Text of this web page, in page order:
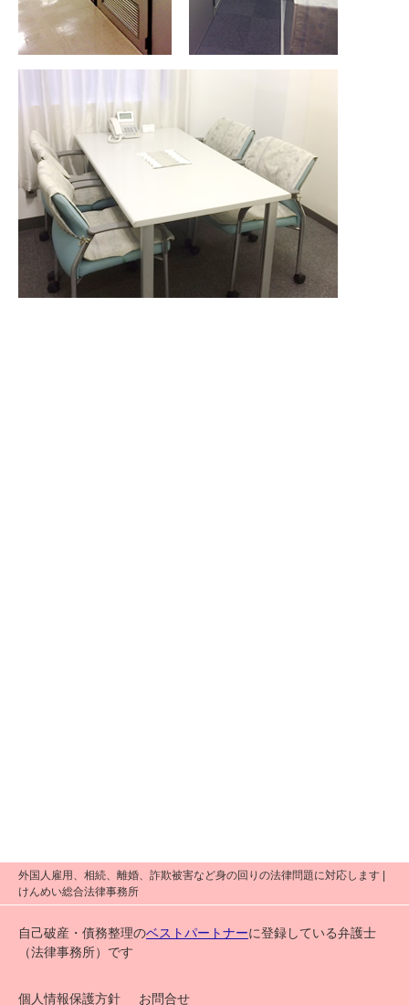
外国人雇用、相続、離婚、詐欺被害など身の回りの法律問題に対応します |
けんめい総合法律事務所
自己破産・債務整理のベストパートナーに登録している弁護士
（法律事務所）です
個人情報保護方針 お問合せ